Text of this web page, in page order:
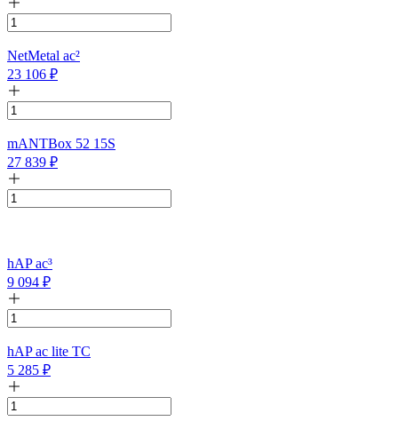
NetMetal ac²
23 106 ₽
mANTBox 52 15S
27 839 ₽
hAP ac³
9 094 ₽
hAP ac lite TC
5 285 ₽